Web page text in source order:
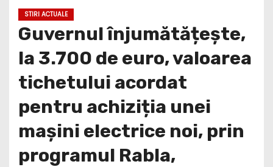
STIRI ACTUALE
Guvernul înjumătățește,
la 3.700 de euro, valoarea
tichetului acordat
pentru achiziția unei
mașini electrice noi, prin
programul Rabla,